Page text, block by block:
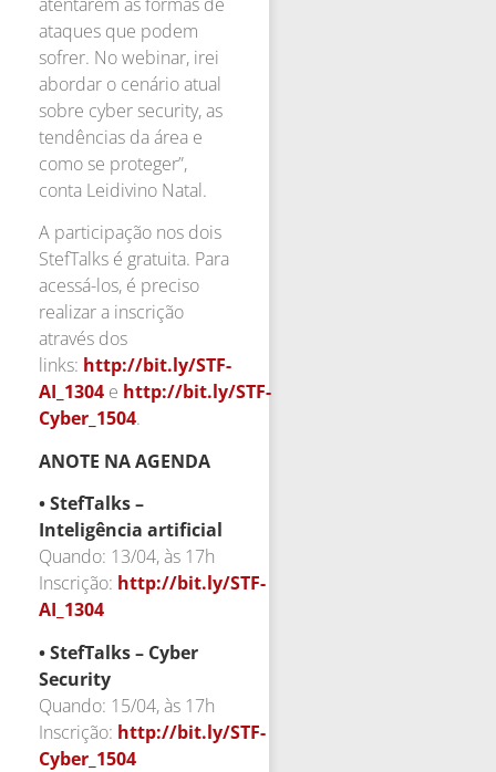
ataques que podem
sofrer. No webinar, irei
abordar o cenário atual
sobre cyber security, as
tendências da área e
como se proteger”,
conta Leidivino Natal.
A participação nos dois
StefTalks é gratuita. Para
acessá-los, é preciso
realizar a inscrição
através dos
links: http://bit.ly/STF-
AI_1304 e http://bit.ly/STF-
Cyber_1504.
ANOTE NA AGENDA
• StefTalks –
Inteligência artificial
Quando: 13/04, às 17h
Inscrição: http://bit.ly/STF-
AI_1304
• StefTalks – Cyber
Security
Quando: 15/04, às 17h
Inscrição: http://bit.ly/STF-
Cyber_1504